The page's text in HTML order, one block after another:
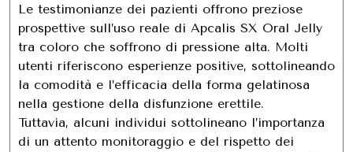
Le testimonianze dei pazienti offrono preziose
prospettive sull’uso reale di Apcalis SX Oral Jelly
tra coloro che soffrono di pressione alta. Molti
utenti riferiscono esperienze positive, sottolineando
la comodità e l’efficacia della forma gelatinosa
nella gestione della disfunzione erettile.
Tuttavia, alcuni individui sottolineano l’importanza
di un attento monitoraggio e del rispetto dei